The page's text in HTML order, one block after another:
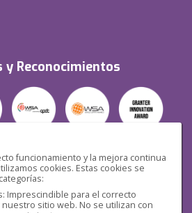
funcionamiento y la mejora continua
cookies. Estas cookies se
Imprescindible para el correcto
sitio web. No se utilizan con
y Reconocimientos
Seguridad